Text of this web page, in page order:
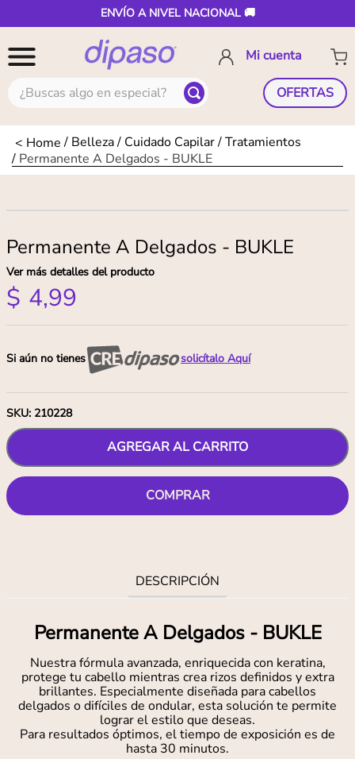
ENVÍO A NIVEL NACIONAL 🚚
¿Buscas algo en especial? OFERTAS
Belleza Cuidado Capilar Tratamientos
Permanente A Delgados - BUKLE
Permanente A Delgados - BUKLE
Ver más detalles del producto
$ 4,99
Si aún no tienes solicítalo Aquí
SKU: 210228
AGREGAR AL CARRITO
COMPRAR
DESCRIPCIÓN
Permanente A Delgados - BUKLE
Nuestra fórmula avanzada, enriquecida con keratina,
protege tu cabello mientras crea rizos definidos y extra
brillantes. Especialmente diseñada para cabellos
delgados o difíciles de ondular, esta solución te permite
lograr el estilo que deseas.
Para resultados óptimos, el tiempo de exposición es de
hasta 30 minutos.